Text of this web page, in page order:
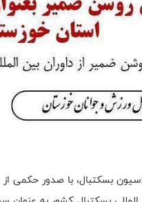
بسکتبال، با صدور